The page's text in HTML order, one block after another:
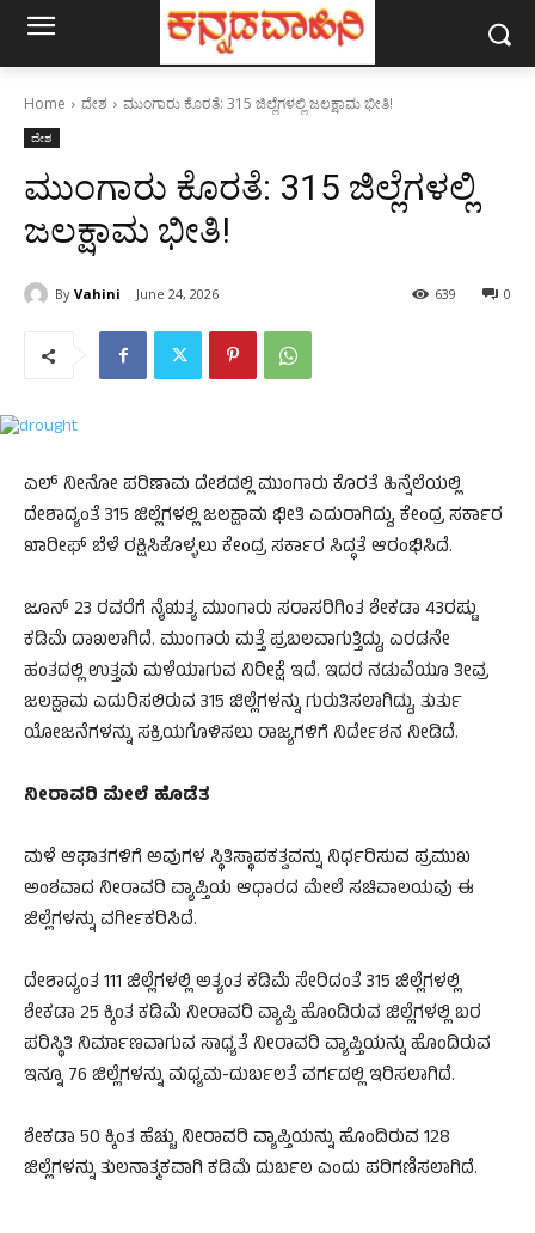
Home ದೇಶ ಮುಂಗಾರು ಕೊರತೆ: 315 ಜಿಲ್ಲೆಗಳಲ್ಲಿ ಜಲಕ್ಷಾಮ ಭೀತಿ!
ದೇಶ
ಮುಂಗಾರು ಕೊರತೆ: 315 ಜಿಲ್ಲೆಗಳಲ್ಲಿ
ಜಲಕ್ಷಾಮ ಭೀತಿ!
By Vahini June 24, 2026 0
639
ಎಲ್ ನೀನೋ ಪರಿಣಾಮ ದೇಶದಲ್ಲಿ ಮುಂಗಾರು ಕೊರತೆ ಹಿನ್ನೆಲೆಯಲ್ಲಿ
ದೇಶಾದ್ಯಂತೆ 315 ಜಿಲ್ಲೆಗಳಲ್ಲಿ ಜಲಕ್ಷಾಮ ಭೀತಿ ಎದುರಾಗಿದ್ದು, ಕೇಂದ್ರ ಸರ್ಕಾರ
ಖಾರೀಫ್ ಬೆಳೆ ರಕ್ಷಿಸಿಕೊಳ್ಳಲು ಕೇಂದ್ರ ಸರ್ಕಾರ ಸಿದ್ಧತೆ ಆರಂಭಿಸಿದೆ.
ಜೂನ್ 23 ರವರೆಗೆ ನೈಋತ್ಯ ಮುಂಗಾರು ಸರಾಸರಿಗಿಂತ ಶೇಕಡಾ 43ರಷ್ಟು
ಕಡಿಮೆ ದಾಖಲಾಗಿದೆ. ಮುಂಗಾರು ಮತ್ತೆ ಪ್ರಬಲವಾಗುತ್ತಿದ್ದು, ಎರಡನೇ
ಹಂತದಲ್ಲಿ ಉತ್ತಮ ಮಳೆಯಾಗುವ ನಿರೀಕ್ಷೆ ಇದೆ. ಇದರ ನಡುವೆಯೂ ತೀವ್ರ
ಜಲಕ್ಷಾಮ ಎದುರಿಸಲಿರುವ 315 ಜಿಲ್ಲೆಗಳನ್ನು ಗುರುತಿಸಲಾಗಿದ್ದು, ತುರ್ತು
ಯೋಜನೆಗಳನ್ನು ಸಕ್ರಿಯಗೊಳಿಸಲು ರಾಜ್ಯಗಳಿಗೆ ನಿರ್ದೇಶನ ನೀಡಿದೆ.
ನೀರಾವರಿ ಮೇಲೆ ಹೊಡೆತ
ಮಳೆ ಆಘಾತಗಳಿಗೆ ಅವುಗಳ ಸ್ಥಿತಿಸ್ಥಾಪಕತ್ವವನ್ನು ನಿರ್ಧರಿಸುವ ಪ್ರಮುಖ
ಅಂಶವಾದ ನೀರಾವರಿ ವ್ಯಾಪ್ತಿಯ ಆಧಾರದ ಮೇಲೆ ಸಚಿವಾಲಯವು ಈ
ಜಿಲ್ಲೆಗಳನ್ನು ವರ್ಗೀಕರಿಸಿದೆ.
ದೇಶಾದ್ಯಂತ 111 ಜಿಲ್ಲೆಗಳಲ್ಲಿ ಅತ್ಯಂತ ಕಡಿಮೆ ಸೇರಿದಂತೆ 315 ಜಿಲ್ಲೆಗಳಲ್ಲಿ
ಶೇಕಡಾ 25 ಕ್ಕಿಂತ ಕಡಿಮೆ ನೀರಾವರಿ ವ್ಯಾಪ್ತಿ ಹೊಂದಿರುವ ಜಿಲ್ಲೆಗಳಲ್ಲಿ ಬರ
ಪರಿಸ್ಥಿತಿ ನಿರ್ಮಾಣವಾಗುವ ಸಾಧ್ಯತೆ ನೀರಾವರಿ ವ್ಯಾಪ್ತಿಯನ್ನು ಹೊಂದಿರುವ
ಇನ್ನೂ 76 ಜಿಲ್ಲೆಗಳನ್ನು ಮಧ್ಯಮ-ದುರ್ಬಲತೆ ವರ್ಗದಲ್ಲಿ ಇರಿಸಲಾಗಿದೆ.
ಶೇಕಡಾ 50 ಕ್ಕಿಂತ ಹೆಚ್ಚು ನೀರಾವರಿ ವ್ಯಾಪ್ತಿಯನ್ನು ಹೊಂದಿರುವ 128
ಜಿಲ್ಲೆಗಳನ್ನು ತುಲನಾತ್ಮಕವಾಗಿ ಕಡಿಮೆ ದುರ್ಬಲ ಎಂದು ಪರಿಗಣಿಸಲಾಗಿದೆ.